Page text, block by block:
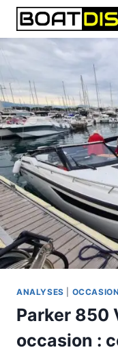
Aller
contenu
ANALYSES OCCASION
Parker 850
occasion :